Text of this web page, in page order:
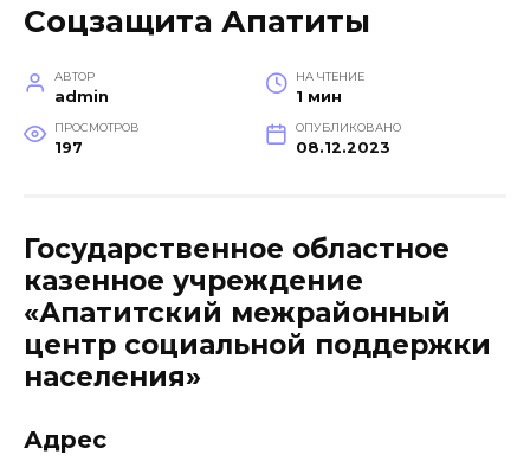
Соцзащита Апатиты
АВТОР
admin
НА ЧТЕНИЕ
1 мин
ПРОСМОТРОВ
197
ОПУБЛИКОВАНО
08.12.2023
Государственное областное
казенное учреждение
«Апатитский межрайонный
центр социальной поддержки
населения»
Адрес